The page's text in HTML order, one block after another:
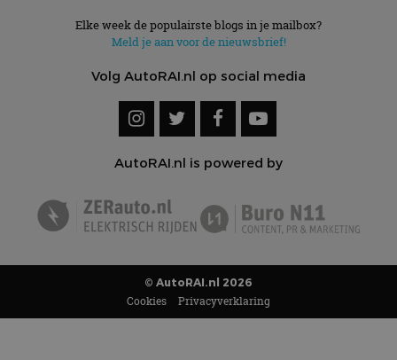
Elke week de populairste blogs in je mailbox?
Meld je aan voor de nieuwsbrief!
Volg AutoRAI.nl op social media
AutoRAI.nl is powered by
© AutoRAI.nl 2026
Cookies Privacyverklaring